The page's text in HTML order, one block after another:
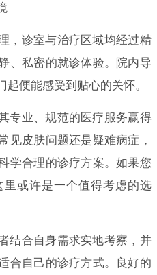
，诊室与治疗区域均经过精
、私密的就诊体验。院内导
便能感受到贴心的关怀。
专业、规范的医疗服务赢得
见皮肤问题还是疑难病症，
学合理的诊疗方案。如果您
或许是一个值得考虑的选
结合自身需求实地考察，并
合自己的诊疗方式。良好的